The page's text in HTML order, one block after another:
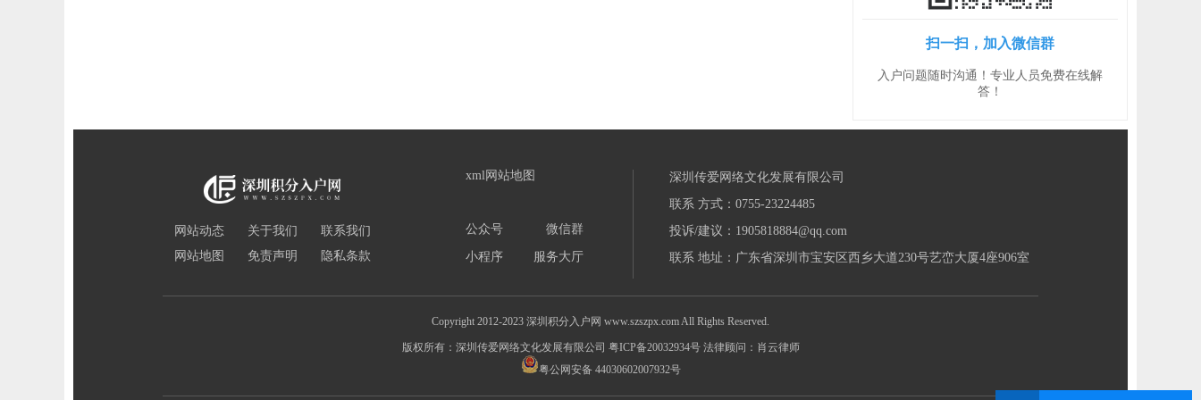
扫一扫，加入微信群
入户问题随时沟通！专业人员免费在线解
答！
网站动态 关于我们
联系我们
网站地图
免责声明 隐私条款
xml网站地图
公众号 微信群
小程序 服务大厅
深圳传爱网络文化发展有限公司
联系 方式：0755-23224485
投诉/建议：1905818884@qq.com
联系 地址：广东省深圳市宝安区西乡大道230号艺峦大厦4座906室
Copyright 2012-2023 深圳积分入户网 www.szszpx.com All Rights Reserved.
版权所有：深圳传爱网络文化发展有限公司 粤ICP备20032934号法律顾问：肖云律师
粤公网安备 44030602007932号